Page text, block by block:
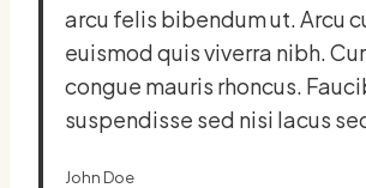
arcu felis bibendum ut. Arcu
euismod quis viverra nibh.
congue mauris rhoncus.
suspendisse sed nisi lacus
John Doe